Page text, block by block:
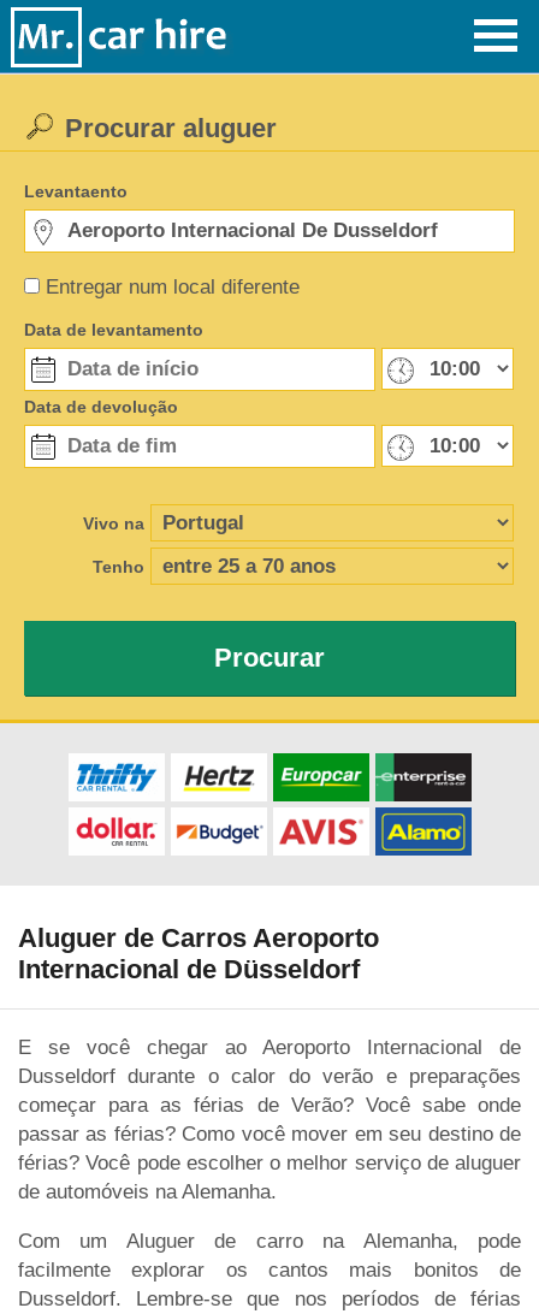
Entregar num local diferente
Procurar aluguer
Levantaento
Data de levantamento
Data de devolução
Vivo na
Tenho
Procurar
Aluguer de Carros Aeroporto
Internacional de Düsseldorf
E se você chegar ao Aeroporto Internacional de
Dusseldorf durante o calor do verão e preparações
começar para as férias de Verão? Você sabe onde
passar as férias? Como você mover em seu destino de
férias? Você pode escolher o melhor serviço de aluguer
de automóveis na Alemanha.
Com um Aluguer de carro na Alemanha, pode
facilmente explorar os cantos mais bonitos de
Dusseldorf. Lembre-se que nos períodos de férias